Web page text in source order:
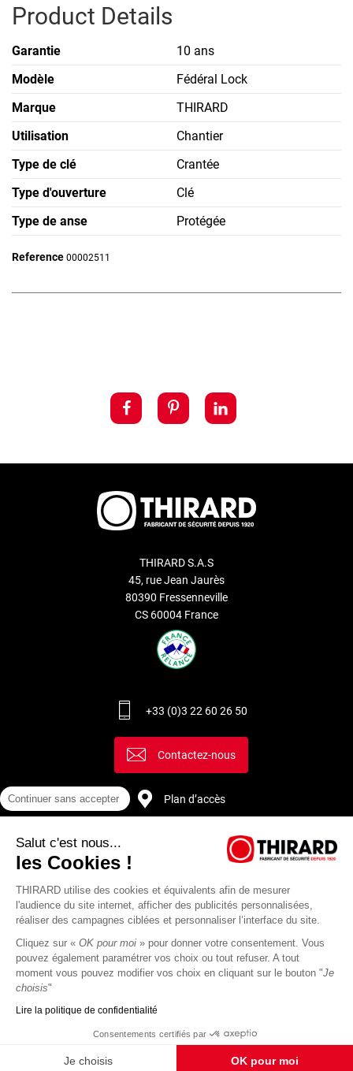
Product Details
Garantie
10 ans
Modèle
Fédéral Lock
Marque
THIRARD
Utilisation
Chantier
Type de clé
Crantée
Type d'ouverture
Clé
Type de anse
Protégée
Reference 00002511
THIRARD S.A.S
45, rue Jean Jaurès
80390 Fressenneville
CS 60004 France
+33 (0)3 22 60 26 50
Contactez-nous
Plan d’accès
protection des
Thirard
de
Continuer sans accepter
Salut c'est nous...
les Cookies !
THIRARD utilise des cookies et équivalents afin de mesurer
l'audience du site internet, afficher des publicités personnalisées,
réaliser des campagnes ciblées et personnaliser l’interface du site.
Cliquez sur « OK pour moi » pour donner votre consentement. Vous
pouvez également paramétrer vos choix ou tout refuser. A tout
moment vous pouvez modifier vos choix en cliquant sur le bouton "Je
choisis"
Lire la politique de confidentialité
Consentements certifiés par
Je choisis OK pour moi